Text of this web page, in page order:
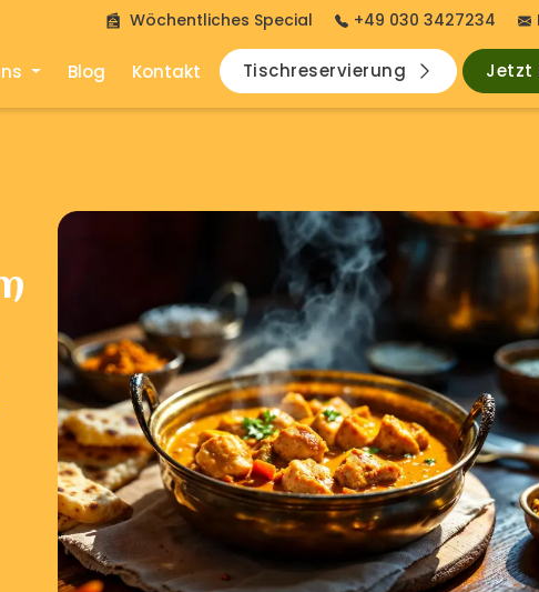
Wöchentliches Special +49 030 3427234
Blog Kontakt Tischreservierung Jetzt